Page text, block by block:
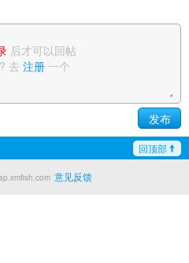
后才可以回帖
去 注册 一个
回顶部
意见反馈